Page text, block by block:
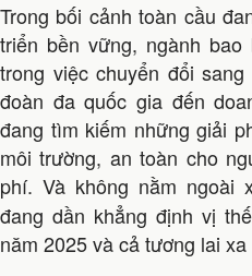
Trong bối cảnh toàn cầu
triển bền vững, ngành
trong việc chuyển đổi
đoàn đa quốc gia đến
đang tìm kiếm những giải
môi trường, an toàn cho
phí. Và không nằm ngoài
đang dần khẳng định vị
năm 2025 và cả tương lai xa